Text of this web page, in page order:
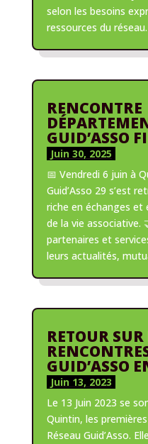
selon les besoins
ressources du
RENCONTRE
GUID’ASSO
Juin 30, 2025
📅 Vendredi 6 juin à
Guid’Asso 29 s’est
riche en échanges et
de la vie associative.
partenaires et
leurs actualités,
RETOUR
GUID’ASSO
Juin 13, 2023
Le 13 Juin 2023 se
Quintin, les
Réseau Guid’Asso.